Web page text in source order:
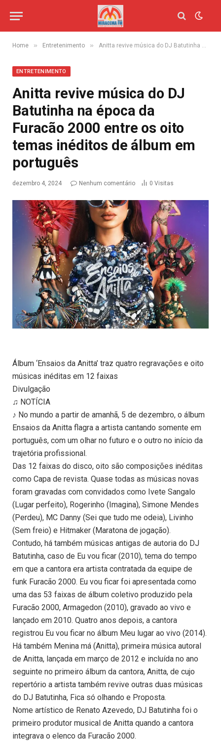
Home » Entretenimento » Anitta revive música do DJ Batutinha na época da Furacão 2000 entre os oito temas inéditos de álbum em português
ENTRETENIMENTO
Anitta revive música do DJ
Batutinha na época da
Furacão 2000 entre os oito
temas inéditos de álbum em
português
dezembro 4, 2024 Nenhum comentário 0 Visitas
Álbum ‘Ensaios da Anitta’ traz quatro regravações e oito
músicas inéditas em 12 faixas
Divulgação
♫ NOTÍCIA
♪ No mundo a partir de amanhã, 5 de dezembro, o álbum
Ensaios da Anitta flagra a artista cantando somente em
português, com um olhar no futuro e o outro no início da
trajetória profissional.
Das 12 faixas do disco, oito são composições inéditas
como Capa de revista. Quase todas as músicas novas
foram gravadas com convidados como Ivete Sangalo
(Lugar perfeito), Rogerinho (Imagina), Simone Mendes
(Perdeu), MC Danny (Sei que tudo me odeia), Livinho
(Sem freio) e Hitmaker (Maratona de jogação).
Contudo, há também músicas antigas de autoria do DJ
Batutinha, caso de Eu vou ficar (2010), tema do tempo
em que a cantora era artista contratada da equipe de
funk Furacão 2000. Eu vou ficar foi apresentada como
uma das 53 faixas de álbum coletivo produzido pela
Furacão 2000, Armagedon (2010), gravado ao vivo e
lançado em 2010. Quatro anos depois, a cantora
registrou Eu vou ficar no álbum Meu lugar ao vivo (2014).
Há também Menina má (Anitta), primeira música autoral
de Anitta, lançada em março de 2012 e incluída no ano
seguinte no primeiro álbum da cantora, Anitta, de cujo
repertório a artista também revive outras duas músicas
do DJ Batutinha, Fica só olhando e Proposta.
Nome artístico de Renato Azevedo, DJ Batutinha foi o
primeiro produtor musical de Anitta quando a cantora
integrava o elenco da Furacão 2000.